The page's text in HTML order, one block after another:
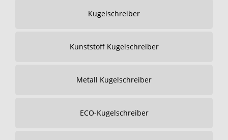
Kugelschreiber
Kunststoff Kugelschreiber
Metall Kugelschreiber
ECO-Kugelschreiber